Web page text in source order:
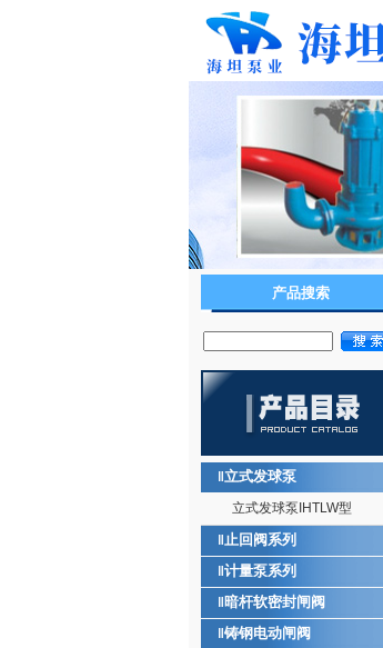
产品搜索
立式发球泵
立式发球泵IHTLW型
止回阀系列
计量泵系列
暗杆软密封闸阀
铸钢电动闸阀